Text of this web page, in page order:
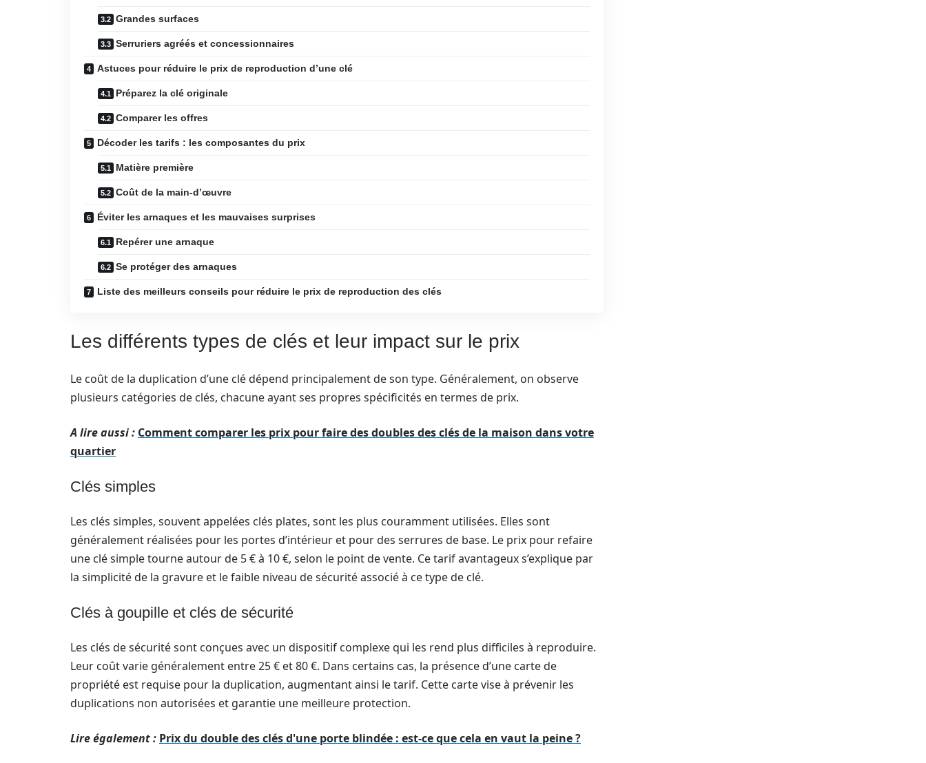
Grandes surfaces
Serruriers agréés et concessionnaires
Astuces pour réduire le prix de reproduction d’une clé
Préparez la clé originale
Comparer les offres
Décoder les tarifs : les composantes du prix
Matière première
Coût de la main-d’œuvre
Éviter les arnaques et les mauvaises surprises
Repérer une arnaque
Se protéger des arnaques
Liste des meilleurs conseils pour réduire le prix de reproduction des clés
Les différents types de clés et leur impact sur le prix
Le coût de la duplication d’une clé dépend principalement de son type. Généralement, on observe
plusieurs catégories de clés, chacune ayant ses propres spécificités en termes de prix.
A lire aussi : Comment comparer les prix pour faire des doubles des clés de la maison dans votre
quartier
Clés simples
Les clés simples, souvent appelées clés plates, sont les plus couramment utilisées. Elles sont
généralement réalisées pour les portes d’intérieur et pour des serrures de base. Le prix pour refaire
une clé simple tourne autour de 5 € à 10 €, selon le point de vente. Ce tarif avantageux s’explique par
la simplicité de la gravure et le faible niveau de sécurité associé à ce type de clé.
Clés à goupille et clés de sécurité
Les clés de sécurité sont conçues avec un dispositif complexe qui les rend plus difficiles à reproduire.
Leur coût varie généralement entre 25 € et 80 €. Dans certains cas, la présence d’une carte de
propriété est requise pour la duplication, augmentant ainsi le tarif. Cette carte vise à prévenir les
duplications non autorisées et garantie une meilleure protection.
Lire également : Prix du double des clés d'une porte blindée : est-ce que cela en vaut la peine ?